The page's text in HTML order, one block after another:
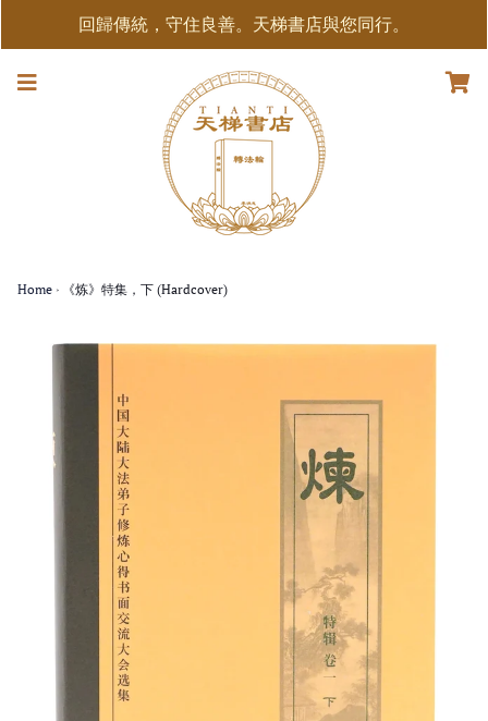
回歸傳統，守住良善。天梯書店與您同行。
Home › 《炼》特集，下 (Hardcover)